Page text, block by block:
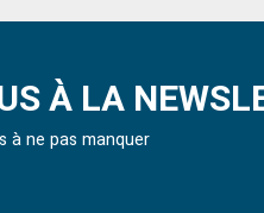
À LA
à ne pas manquer